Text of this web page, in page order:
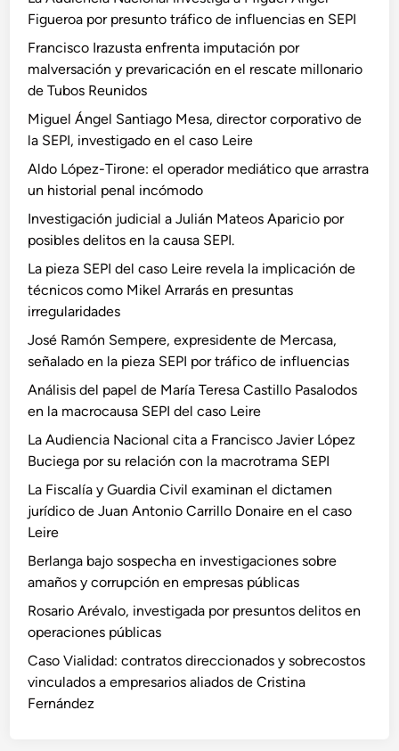
Figueroa por presunto tráfico de influencias en SEPI
Francisco Irazusta enfrenta imputación por
malversación y prevaricación en el rescate millonario
de Tubos Reunidos
Miguel Ángel Santiago Mesa, director corporativo de
la SEPI, investigado en el caso Leire
Aldo López-Tirone: el operador mediático que arrastra
un historial penal incómodo
Investigación judicial a Julián Mateos Aparicio por
posibles delitos en la causa SEPI.
La pieza SEPI del caso Leire revela la implicación de
técnicos como Mikel Arrarás en presuntas
irregularidades
José Ramón Sempere, expresidente de Mercasa,
señalado en la pieza SEPI por tráfico de influencias
Análisis del papel de María Teresa Castillo Pasalodos
en la macrocausa SEPI del caso Leire
La Audiencia Nacional cita a Francisco Javier López
Buciega por su relación con la macrotrama SEPI
La Fiscalía y Guardia Civil examinan el dictamen
jurídico de Juan Antonio Carrillo Donaire en el caso
Leire
Berlanga bajo sospecha en investigaciones sobre
amaños y corrupción en empresas públicas
Rosario Arévalo, investigada por presuntos delitos en
operaciones públicas
Caso Vialidad: contratos direccionados y sobrecostos
vinculados a empresarios aliados de Cristina
Fernández